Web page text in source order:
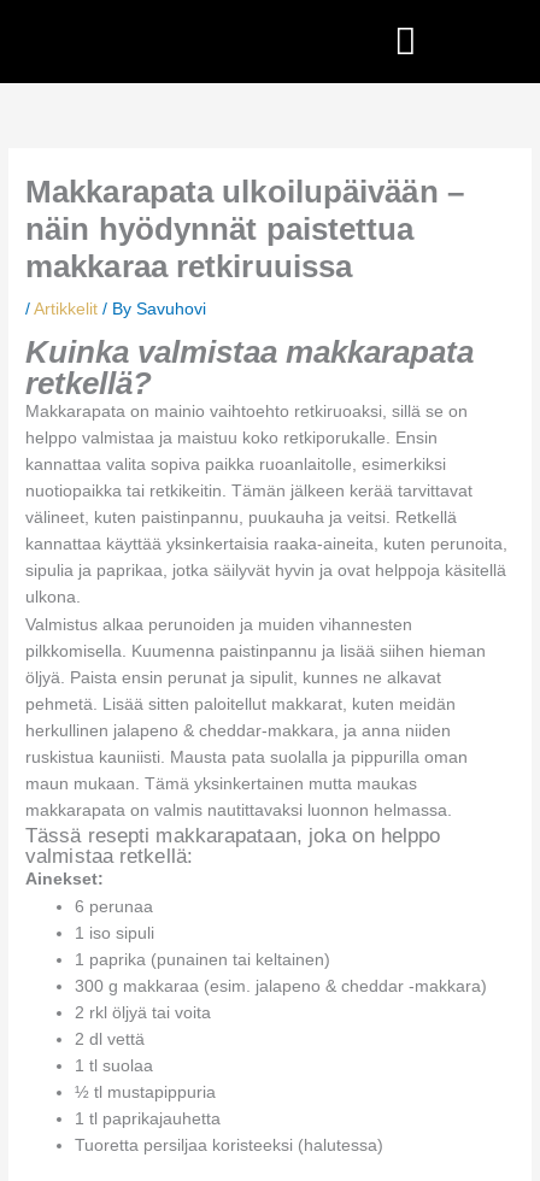
Makkarapata ulkoilupäivään –
näin hyödynnät paistettua
makkaraa retkiruuissa
/Artikkelit / BySavuhovi
Kuinka valmistaa makkarapata
retkellä?
Makkarapata on mainio vaihtoehto retkiruoaksi, sillä se on
helppo valmistaa ja maistuu koko retkiporukalle. Ensin
kannattaa valita sopiva paikka ruoanlaitolle, esimerkiksi
nuotiopaikka tai retkikeitin. Tämän jälkeen kerää tarvittavat
välineet, kuten paistinpannu, puukauha ja veitsi. Retkellä
kannattaa käyttää yksinkertaisia raaka-aineita, kuten perunoita,
sipulia ja paprikaa, jotka säilyvät hyvin ja ovat helppoja käsitellä
ulkona.
Valmistus alkaa perunoiden ja muiden vihannesten
pilkkomisella. Kuumenna paistinpannu ja lisää siihen hieman
öljyä. Paista ensin perunat ja sipulit, kunnes ne alkavat
pehmetä. Lisää sitten paloitellut makkarat, kuten meidän
herkullinen jalapeno & cheddar-makkara, ja anna niiden
ruskistua kauniisti. Mausta pata suolalla ja pippurilla oman
maun mukaan. Tämä yksinkertainen mutta maukas
makkarapata on valmis nautittavaksi luonnon helmassa.
Tässä resepti makkarapataan, joka on helppo
valmistaa retkellä:
Ainekset:
6 perunaa
1 iso sipuli
1 paprika (punainen tai keltainen)
300 g makkaraa (esim. jalapeno & cheddar -makkara)
2 rkl öljyä tai voita
2 dl vettä
1 tl suolaa
½ tl mustapippuria
1 tl paprikajauhetta
Tuoretta persiljaa koristeeksi (halutessa)